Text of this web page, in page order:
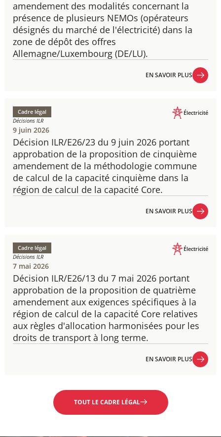
amendement des modalités concernant la
présence de plusieurs NEMOs (opérateurs
désignés du marché de l'électricité) dans la
zone de dépôt des offres
Allemagne/Luxembourg (DE/LU).
EN SAVOIR PLUS
Décision ILR/E26/23 du 9 juin 2026 portant
approbation de la proposition de cinquième
amendement de la méthodologie commune
de calcul de la capacité cinquième dans la
région de calcul de la capacité Core.
Cadre légal
Décisions ILR
Électricité
9 juin 2026
EN SAVOIR PLUS
Décision ILR/E26/13 du 7 mai 2026 portant
approbation de la proposition de quatrième
amendement aux exigences spécifiques à la
région de calcul de la capacité Core relatives
aux règles d'allocation harmonisées pour les
droits de transport à long terme.
Cadre légal
Décisions ILR
Électricité
7 mai 2026
EN SAVOIR PLUS
TOUT LE CADRE LÉGAL